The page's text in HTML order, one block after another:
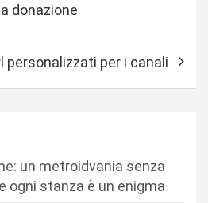
donazione
personalizzati per i canali
un metroidvania senza
ogni stanza è un enigma